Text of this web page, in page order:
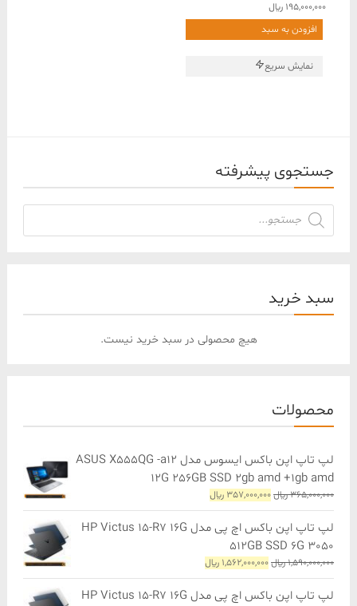
195,000,000 ﷼
افزودن به سبد
نمایش سریع
جستجوی پیشرفته
جستجوی
محصولات
سبد خرید
هیچ محصولی در سبد خرید نیست.
محصولات
لپ تاپ اپن باکس ایسوس مدل ASUS X555QG -a12
12G 256GB SSD 2gb amd +1gb amd
365,000,000﷼قیمت
اصلی
بود.
357,000,000 ﷼قیمت
فعلی
357,000,000 ﷼
است.
لپ تاپ اپن باکس اچ پی مدل HP Victus 15-R7 16G
512GB SSD 6G 3050
1,590,000,000﷼قیمت
اصلی
1,562,000,000 ﷼قیمت
فعلی
1,562,000,000 ﷼
لپ تاپ اپن باکس اچ پی مدل HP Victus 15-R7 16G